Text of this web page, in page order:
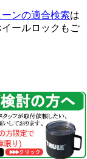
ンの適合検索は
ールロックもご